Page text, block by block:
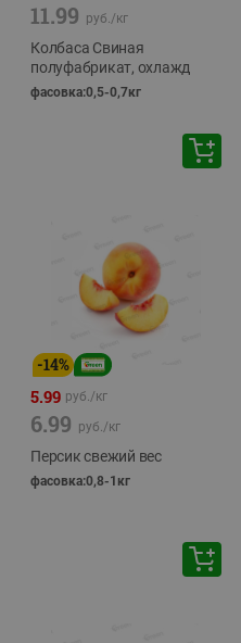
11.99 руб./кг
Колбаса Свиная
полуфабрикат, охлажд
фасовка:0,5-0,7кг
-14%
5.99 руб./кг
6.99 руб./кг
Персик свежий вес
фасовка:0,8-1кг